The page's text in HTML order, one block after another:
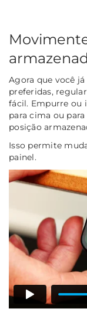
Agora que você
preferidas,
fácil. Empurre ou
para cima ou
posição
Isso permite
painel.